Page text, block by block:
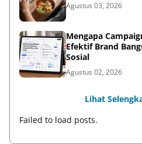
Agustus 03, 2026
Mengapa
Efektif Brand
Sosial
Agustus 02, 2026
Lihat
Failed to load posts.